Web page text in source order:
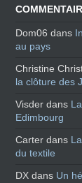
Dom06 dans
au pays
Christine
la clôture des
Visder dans
Edimbourg
Carter dans
du textile
DX dans Un